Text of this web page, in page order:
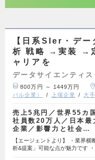
【日系SIer・デー
析 戦略 →実装 →
ャリアを
データサイエンティス
800万円 ～ 1449万円
バル企業）
上場企業 大
売上5兆円／世界55カ
社員数20万人／日本
企業／影響力と社会…
【エージェントより】 ・業界
析&提案」可能な点が魅力です